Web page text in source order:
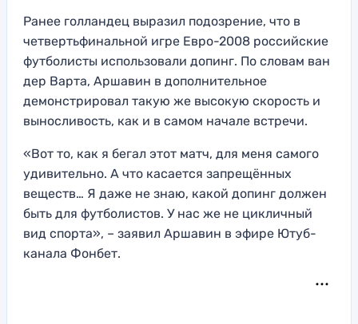
Ранее голландец выразил подозрение, что в
четвертьфинальной игре Евро-2008 российские
футболисты использовали допинг. По словам ван
дер Варта, Аршавин в дополнительное
демонстрировал такую же высокую скорость и
выносливость, как и в самом начале встречи.
«Вот то, как я бегал этот матч, для меня самого
удивительно. А что касается запрещённых
веществ… Я даже не знаю, какой допинг должен
быть для футболистов. У нас же не цикличный
вид спорта», – заявил Аршавин в эфире Ютуб-
канала Фонбет.